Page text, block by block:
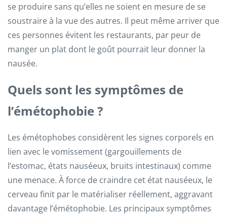
se produire sans qu’elles ne soient en mesure de se
soustraire à la vue des autres. Il peut même arriver que
ces personnes évitent les restaurants, par peur de
manger un plat dont le goût pourrait leur donner la
nausée.
Quels sont les symptômes de
l’émétophobie ?
Les émétophobes considèrent les signes corporels en
lien avec le vomissement (gargouillements de
l’estomac, états nauséeux, bruits intestinaux) comme
une menace. À force de craindre cet état nauséeux, le
cerveau finit par le matérialiser réellement, aggravant
davantage l’émétophobie. Les principaux symptômes